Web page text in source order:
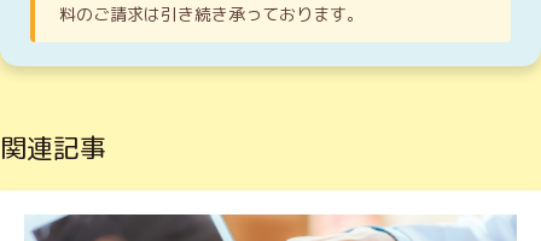
料のご請求は引き続き承っております。
関連記事